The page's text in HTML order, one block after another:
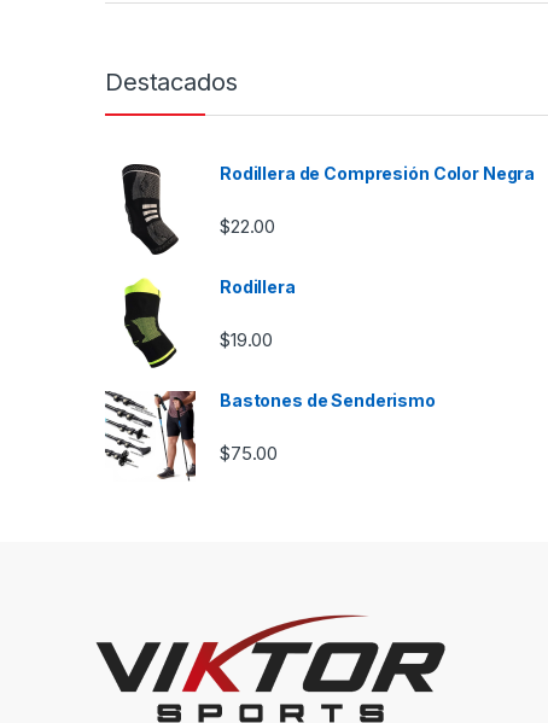
Destacados
Rodillera de Compresión Color Negra
$22.00
Rodillera
$19.00
Bastones de Senderismo
$75.00